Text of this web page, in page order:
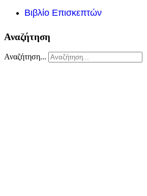
Βιβλίο Επισκεπτών
Αναζήτηση
Αναζήτηση...